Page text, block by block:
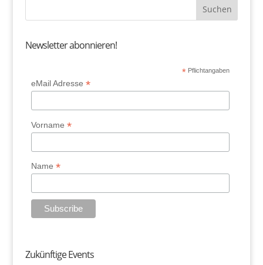
Newsletter abonnieren!
* Pflichtangaben
eMail Adresse*
Vorname*
Name*
Zukünftige Events